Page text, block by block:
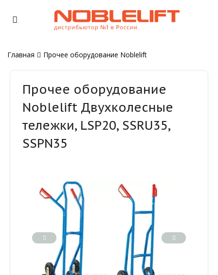
Главная Прочее оборудование Noblelift
Прочее оборудование
Noblelift Двухколесные
тележки, LSP20, SSRU35,
SSPN35